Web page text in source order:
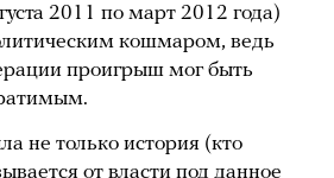
2011 по март 2012 года)
кошмаром, ведь
проигрыш мог быть
не только история (кто
от власти под данное